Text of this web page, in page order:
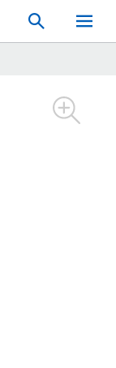
Search
Toggle
Mobile